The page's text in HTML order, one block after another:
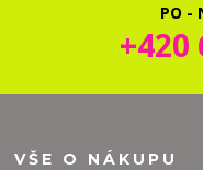
PO -
+420
VŠE O NÁKUPU